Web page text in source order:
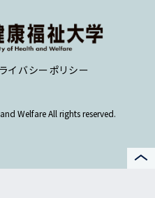
イバシーポリシー
Welfare All rights reserved.